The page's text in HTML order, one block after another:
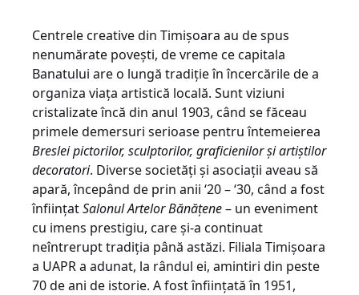
Centrele creative din Timișoara au de spus
nenumărate povești, de vreme ce capitala
Banatului are o lungă tradiție în încercările de a
organiza viața artistică locală. Sunt viziuni
cristalizate încă din anul 1903, când se făceau
primele demersuri serioase pentru întemeierea
Breslei pictorilor, sculptorilor, graficienilor și artiștilor
decoratori. Diverse societăți și asociații aveau să
apară, începând de prin anii ‘20 – ‘30, când a fost
înființatSalonul Artelor Bănățene– un eveniment
cu imens prestigiu, care și-a continuat
neîntrerupt tradiția până astăzi. Filiala Timișoara
a UAPR a adunat, la rândul ei, amintiri din peste
70 de ani de istorie. A fost înființată în 1951,